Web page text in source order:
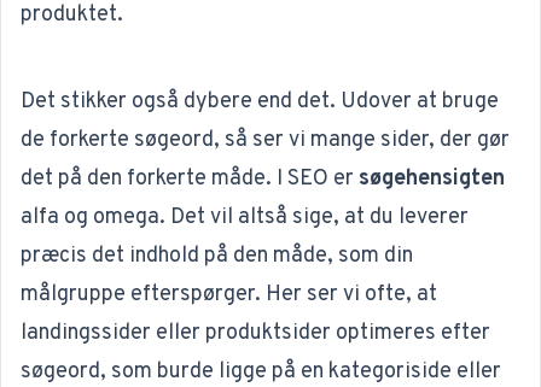
produktet.
Det stikker også dybere end det. Udover at bruge
de forkerte søgeord, så ser vi mange sider, der gør
det på den forkerte måde. I SEO er søgehensigten
alfa og omega. Det vil altså sige, at du leverer
præcis det indhold på den måde, som din
målgruppe efterspørger. Her ser vi ofte, at
landingssider eller produktsider optimeres efter
søgeord, som burde ligge på en kategoriside eller